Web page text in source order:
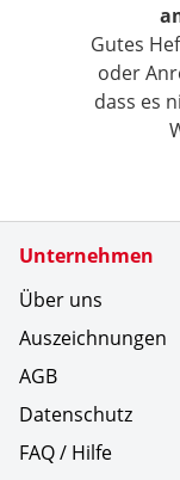
Gutes
oder
dass es
Unternehmen
Über uns
Auszeichnungen
AGB
Datenschutz
FAQ / Hilfe